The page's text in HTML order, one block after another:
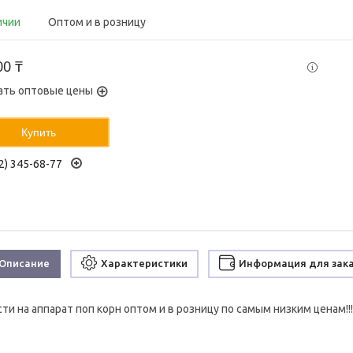
Оптом и в розницу
₸
оптовые цены
Купить
345-68-77
Характеристики Информация для
на аппарат поп корн оптом и в розницу по самым низким ценам!!!